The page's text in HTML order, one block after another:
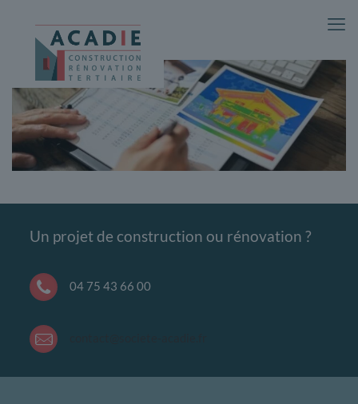
Un projet de construction ou rénovation ?
04 75 43 66 00